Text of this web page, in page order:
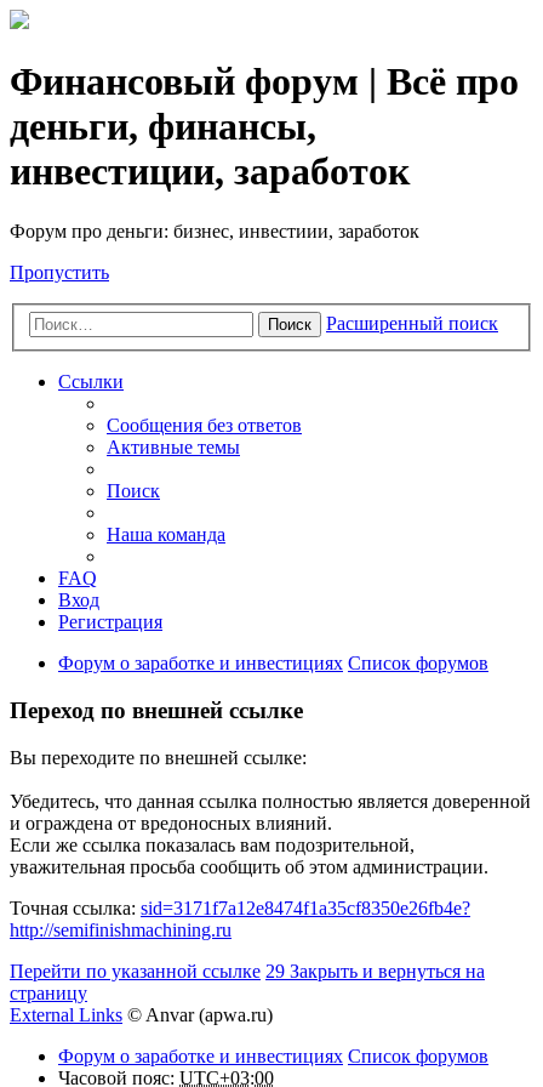
Финансовый форум | Всё про
деньги, финансы,
инвестиции, заработок
Форум про деньги: бизнес, инвестиии, заработок
Пропустить
Поиск Расширенный поиск
Ссылки
Сообщения без ответов
Активные темы
Поиск
Наша команда
FAQ
Вход
Регистрация
Форум о заработке и инвестициях Список форумов
Переход по внешней ссылке
Вы переходите по внешней ссылке:
Убедитесь, что данная ссылка полностью является доверенной
и ограждена от вредоносных влияний.
Если же ссылка показалась вам подозрительной,
уважительная просьба сообщить об этом администрации.
Точная ссылка: sid=3171f7a12e8474f1a35cf8350e26fb4e?
http://semifinishmachining.ru
Перейти по указанной ссылке 29 Закрыть и вернуться на
страницу
External Links © Anvar (apwa.ru)
Форум о заработке и инвестициях Список форумов
Часовой пояс: UTC+03:00